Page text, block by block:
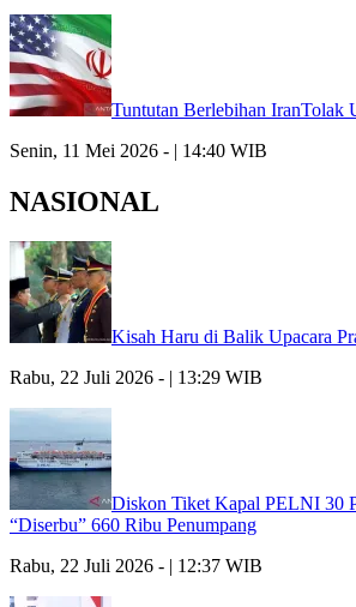
Tuntutan Berlebihan IranTolak
Senin, 11 Mei 2026 - | 14:40 WIB
NASIONAL
Kisah Haru di Balik Upacara
Rabu, 22 Juli 2026 - | 13:29 WIB
Diskon Tiket Kapal PELNI 30
“Diserbu” 660 Ribu Penumpang
Rabu, 22 Juli 2026 - | 12:37 WIB